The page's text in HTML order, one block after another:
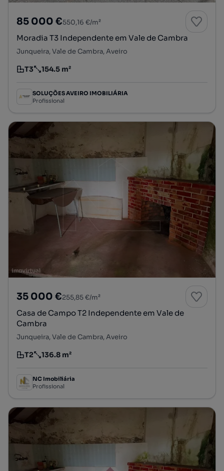
85 000 €550,16 €/m²
Moradia T3 Independente em Vale de Cambra
Junqueira, Vale de Cambra, Aveiro
Tipologia
T3
Preço por metro quadrado
154.5 m²
SOLUÇÕES AVEIRO IMOBILIÁRIA
Profissional
35 000 €255,85 €/m²
Casa de Campo T2 Independente em Vale de
Cambra
Junqueira, Vale de Cambra, Aveiro
Tipologia
T2
Preço por metro quadrado
136.8 m²
NC Imobiliária
Profissional